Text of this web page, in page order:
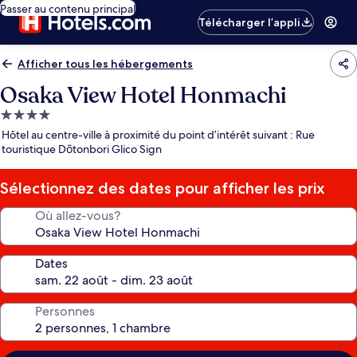
Passer au contenu principal
Télécharger l’appli
Afficher tous les hébergements
Osaka View Hotel Honmachi
Hébergement
4.0 étoiles
Hôtel au centre-ville à proximité du point d’intérêt suivant : Rue
touristique Dōtonbori Glico Sign
Sélectionnez des dates pour afficher les prix
Où allez-vous?
Dates
Personnes